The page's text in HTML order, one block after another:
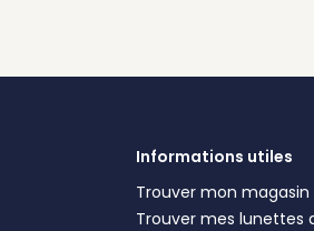
Informations utiles
Trouver mon magasin
Trouver mes lunettes